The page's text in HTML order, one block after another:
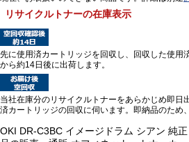
リサイクルトナーの在庫表示
先に使用済カートリッジを回収し、回収した使用
から約14日後に出荷します。
当社在庫分のリサイクルトナーをあらかじめ即日
済カートリッジの回収に伺います。即納品のため
OKI DR-C3BC イメージドラム シアン 純